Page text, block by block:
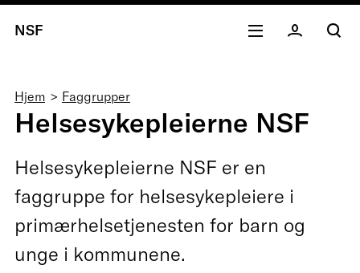
NSF
Navigasjonssti
Hjem Faggrupper
Helsesykepleierne NSF
Helsesykepleierne NSF er en
faggruppe for helsesykepleiere i
primærhelsetjenesten for barn og
unge i kommunene.